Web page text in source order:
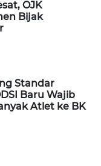
OJK
Bijak
Standar
Baru Wajib
Atlet ke BK